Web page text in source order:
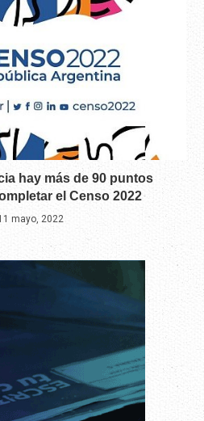
hay más de 90 puntos
el Censo 2022
mayo, 2022